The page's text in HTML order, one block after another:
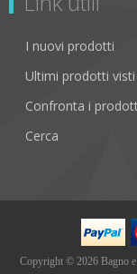
I nuovi prodotti
Ultimi prodotti visti
Confronta i
Cerca
Copyright © 2026 Bagno